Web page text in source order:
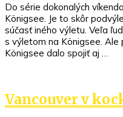
Do série dokonalých
Königsee. Je to skôr
súčasť iného výletu. Veľa
s výletom na Königsee. Ale
Königsee dalo spojiť aj …
Vancouver v